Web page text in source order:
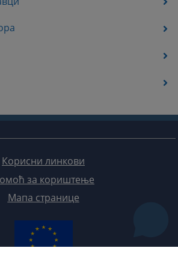
Корисни линкови
за кориштење
Мапа странице